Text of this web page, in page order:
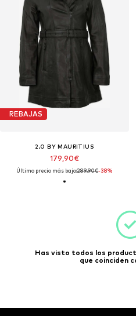
REBAJAS
2.0 BY MAURITIUS
179,90€
Último precio más bajo:289,90€-38%
Has visto todos los
que coinciden